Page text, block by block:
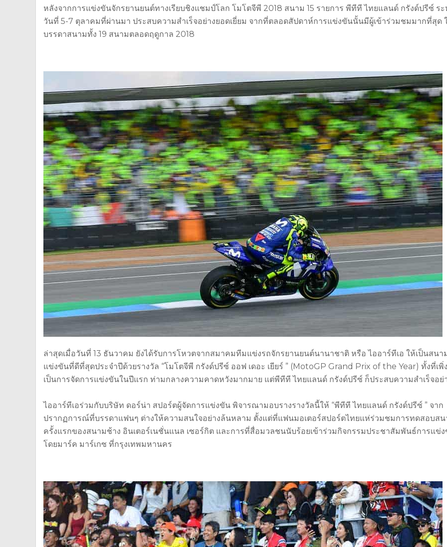
หลังจากการแข่งขันจักรยานยนต์ทางเรียบชิงแชมป์โลก โมโตจีพี 2018 สนาม 15 รายการ พีทีที ไทยแลนด์ กรังด์ปรีซ์ ระ
วันที่ 5-7 ตุลาคมที่ผ่านมา ประสบความสำเร็จอย่างยอดเยี่ยม จากที่ตลอดสัปดาห์การแข่งขันนั้นมีผู้เข้าร่วมชมมากที่สุด
บรรดาสนามทั้ง 19 สนามตลอดฤดูกาล 2018
ล่าสุดเมื่อวันที่ 13 ธันวาคม ยังได้รับการโหวตจากสมาคมทีมแข่งรถจักรยานยนต์นานาชาติ หรือ ไออาร์ทีเอ ให้เป็นสนา
แข่งขันที่ดีที่สุดประจำปีด้วยรางวัล “โมโตจีพี กรังด์ปรีซ์ ออฟ เดอะ เยียร์ ” (MotoGP Grand Prix of the Year) ทั้งที่เพิ่ง
เป็นการจัดการแข่งขันในปีแรก ท่ามกลางความคาดหวังมากมาย แต่พีทีที ไทยแลนด์ กรังด์ปรีซ์ ก็ประสบความสำเร็จอย่
ไออาร์ทีเอร่วมกับบริษัท ดอร์น่า สปอร์ตผู้จัดการแข่งขัน พิจารณามอบรางรางวัลนี้ให้ “พีทีที ไทยแลนด์ กรังด์ปรีซ์ ” จาก
ปรากฏการณ์ที่บรรดาแฟนๆ ต่างให้ความสนใจอย่างล้นหลาม ตั้งแต่ที่แฟนมอเตอร์สปอร์ตไทยแห่ร่วมชมการทดสอบสน
ครั้งแรกของสนามช้าง อินเตอร์เนชั่นแนล เซอร์กิต และการที่สื่อมวลชนนับร้อยเข้าร่วมกิจกรรมประชาสัมพันธ์การแข่
โดยมาร์ค มาร์เกซ ที่กรุงเทพมหานคร